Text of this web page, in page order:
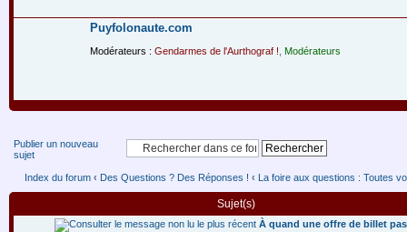
Puyfolonaute.com
Modérateurs : Gendarmes de l'Aurthograf ! Modérateurs
Publier un nouveau
sujet
Index du forum ‹ Des Questions ? Des Réponses ! ‹ La foire aux questions : Toutes
Sujet(s)
À quand une offre de billet